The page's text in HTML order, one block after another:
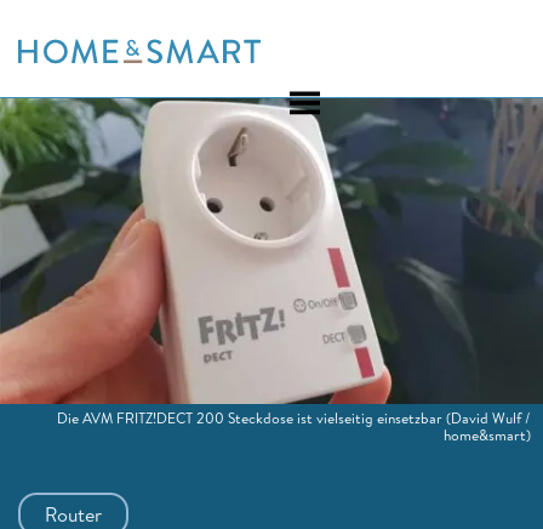
to
Router
Die AVM FRITZ!DECT 200 Steckdose ist vielseitig einsetzbar(David Wulf /
home&smart)